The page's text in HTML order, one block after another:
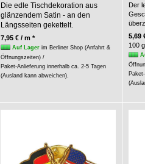
Die edle Tischdekoration aus
glänzendem Satin - an den
Längsseiten gekettelt.
7,95 € / m *
Auf Lagerim Berliner Shop (Anfahrt &
Öffnungszeiten) /
Paket-Anlieferung innerhalb ca. 2-5 Tagen
(Ausland kann abweichen).
Der
5,69
100